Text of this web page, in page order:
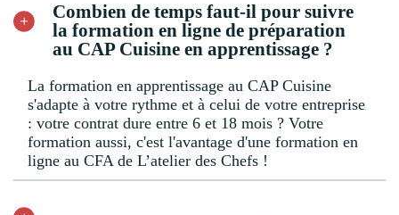
Combien de temps faut-il pour suivre
la formation en ligne de préparation
au CAP Cuisine en apprentissage ?
La formation en apprentissage au CAP Cuisine
s'adapte à votre rythme et à celui de votre entreprise
: votre contrat dure entre 6 et 18 mois ? Votre
formation aussi, c'est l'avantage d'une formation en
ligne au CFA de L’atelier des Chefs !